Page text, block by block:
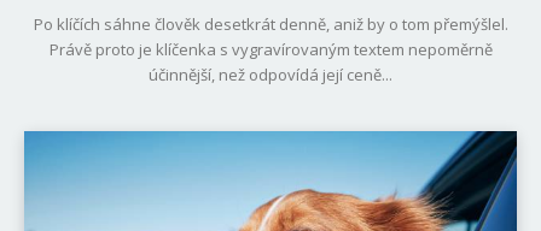
Po klíčích sáhne člověk desetkrát denně, aniž by o tom přemýšlel.
Právě proto je klíčenka s vygravírovaným textem nepoměrně
účinnější, než odpovídá její ceně...